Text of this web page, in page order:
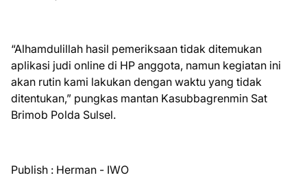
“Alhamdulillah hasil pemeriksaan tidak ditemukan
aplikasi judi online di HP anggota, namun kegiatan ini
akan rutin kami lakukan dengan waktu yang tidak
ditentukan,” pungkas mantan Kasubbagrenmin Sat
Brimob Polda Sulsel.
Publish : Herman - IWO